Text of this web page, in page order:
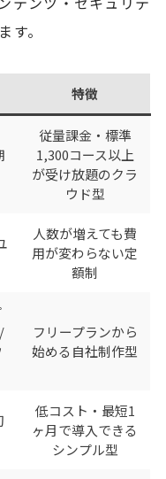
。
特徴
従量課金・標準
1,300コース以上
が受け放題のクラ
ウド型
人数が増えても費
用が変わらない定
額制
フリープランから
始める自社制作型
低コスト・最短1
ヶ月で導入できる
シンプル型